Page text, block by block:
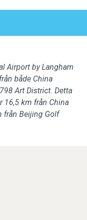
Airport by Langham
både China
Art District. Detta
km från China
från Beijing Golf